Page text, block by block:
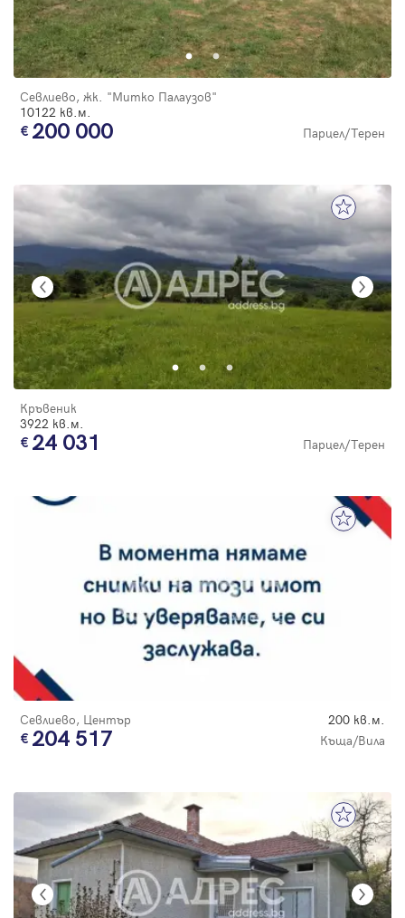
Севлиево, жк. "Митко Палаузов"
10122 кв.м.
200 000 Парцел/Терен
Кръвеник
3922 кв.м.
24 031 Парцел/Терен
Севлиево, Център 200 кв.м.
204 517 Къща/Вила